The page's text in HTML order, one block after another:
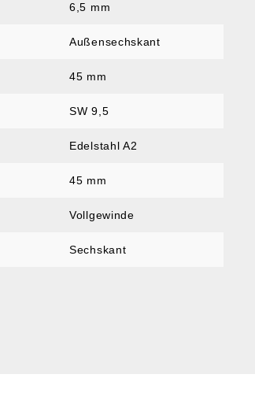
6,5 mm
Außensechskant
45 mm
SW 9,5
Edelstahl A2
45 mm
Vollgewinde
Sechskant